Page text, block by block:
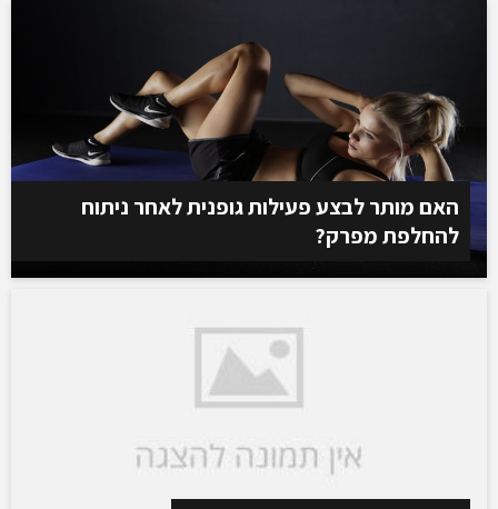
האם מותר לבצע פעילות גופנית לאחר ניתוח
להחלפת מפרק?